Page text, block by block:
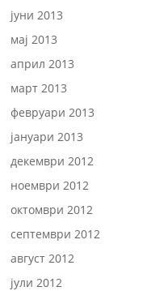
јуни 2013
мај 2013
април 2013
март 2013
февруари 2013
јануари 2013
декември 2012
ноември 2012
октомври 2012
септември 2012
август 2012
јули 2012